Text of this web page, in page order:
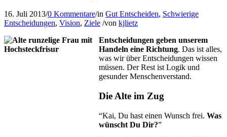
16. Juli 2013/0 Kommentare/in Gut Entscheiden, Schwierige
Entscheidungen, Vision, Ziele /von kjlietz
Entscheidungen geben unserem
Handeln eine Richtung. Das ist alles,
was wir über Entscheidungen wissen
müssen. Der Rest ist Logik und
gesunder Menschenverstand.
Die Alte im Zug
“Kai, Du hast einen Wunsch frei. Was
wünscht Du Dir?”